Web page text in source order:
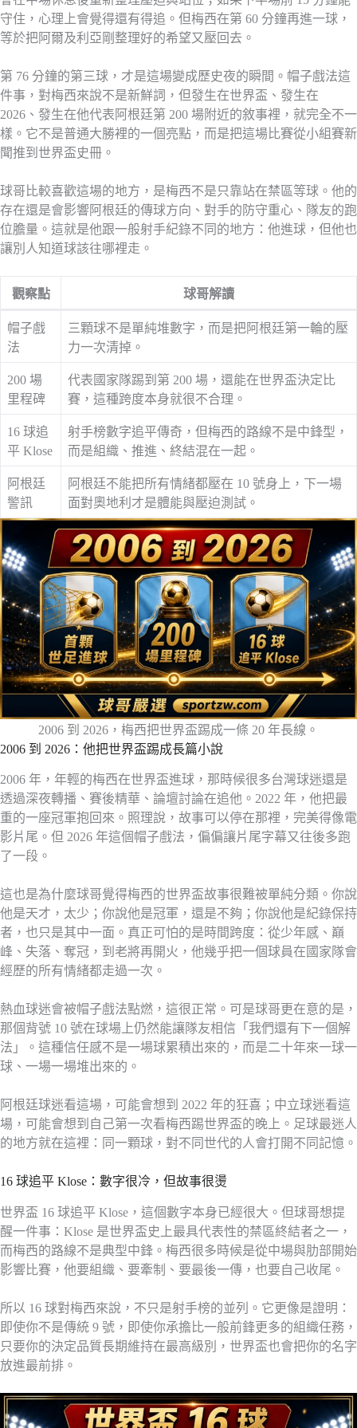
守住，心理上會覺得還有得追。但梅西在第 60 分鐘再進一球，
等於把阿爾及利亞剛整理好的希望又壓回去。
第 76 分鐘的第三球，才是這場變成歷史夜的瞬間。帽子戲法這
件事，對梅西來說不是新鮮詞，但發生在世界盃、發生在
2026、發生在他代表阿根廷第 200 場附近的敘事裡，就完全不一
樣。它不是普通大勝裡的一個亮點，而是把這場比賽從小組賽新
聞推到世界盃史冊。
球哥比較喜歡這場的地方，是梅西不是只靠站在禁區等球。他的
存在還是會影響阿根廷的傳球方向、對手的防守重心、隊友的跑
位膽量。這就是他跟一般射手紀錄不同的地方：他進球，但他也
讓別人知道球該往哪裡走。
觀察點 球哥解讀
帽子戲
法
三顆球不是單純堆數字，而是把阿根廷第一輪的壓
力一次清掉。
200 場
里程碑
代表國家隊踢到第 200 場，還能在世界盃決定比
賽，這種跨度本身就很不合理。
16 球追
平 Klose
射手榜數字追平傳奇，但梅西的路線不是中鋒型，
而是組織、推進、終結混在一起。
阿根廷
警訊
阿根廷不能把所有情緒都壓在 10 號身上，下一場
面對奧地利才是體能與壓迫測試。
2006 到 2026，梅西把世界盃踢成一條 20 年長線。
2006 到 2026：他把世界盃踢成長篇小說
2006 年，年輕的梅西在世界盃進球，那時候很多台灣球迷還是
透過深夜轉播、賽後精華、論壇討論在追他。2022 年，他把最
重的一座冠軍抱回來。照理說，故事可以停在那裡，完美得像電
影片尾。但 2026 年這個帽子戲法，偏偏讓片尾字幕又往後多跑
了一段。
這也是為什麼球哥覺得梅西的世界盃故事很難被單純分類。你說
他是天才，太少；你說他是冠軍，還是不夠；你說他是紀錄保持
者，也只是其中一面。真正可怕的是時間跨度：從少年感、巔
峰、失落、奪冠，到老將再開火，他幾乎把一個球員在國家隊會
經歷的所有情緒都走過一次。
熱血球迷會被帽子戲法點燃，這很正常。可是球哥更在意的是，
那個背號 10 號在球場上仍然能讓隊友相信「我們還有下一個解
法」。這種信任感不是一場球累積出來的，而是二十年來一球一
球、一場一場堆出來的。
阿根廷球迷看這場，可能會想到 2022 年的狂喜；中立球迷看這
場，可能會想到自己第一次看梅西踢世界盃的晚上。足球最迷人
的地方就在這裡：同一顆球，對不同世代的人會打開不同記憶。
16 球追平 Klose：數字很冷，但故事很燙
世界盃 16 球追平 Klose，這個數字本身已經很大。但球哥想提
醒一件事：Klose 是世界盃史上最具代表性的禁區終結者之一，
而梅西的路線不是典型中鋒。梅西很多時候是從中場與肋部開始
影響比賽，他要組織、要牽制、要最後一傳，也要自己收尾。
所以 16 球對梅西來說，不只是射手榜的並列。它更像是證明：
即使你不是傳統 9 號，即使你承擔比一般前鋒更多的組織任務，
只要你的決定品質長期維持在最高級別，世界盃也會把你的名字
放進最前排。